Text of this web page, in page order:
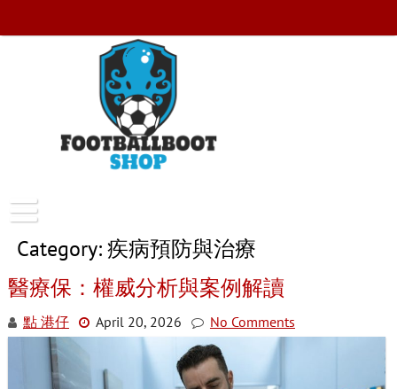
Category:疾病預防與治療
醫療保：權威分析與案例解讀
點 港仔 April 20, 2026 No Comments